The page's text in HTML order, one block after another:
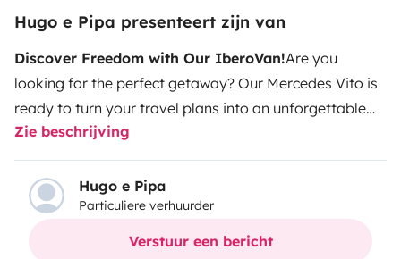
Hugo e Pipa presenteert zijn van
Discover Freedom with Our IberoVan!Are you
looking for the perfect getaway? Our Mercedes Vito is
ready to turn your travel plans into an unforgettable
experience! Approved for 3 people, this campervan has
been carefully converted to offer comfort,
functionality, and a welcoming energy that invites
relaxation and adventure. Ideal for a couple!
Autonomy and Sustainability:
Zie beschrijving
Hugo e Pipa
Particuliere verhuurder
Verstuur een bericht